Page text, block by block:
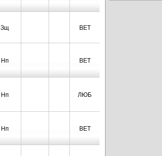
Зщ ВЕТ
Нп ВЕТ
Нп ЛЮБ
Нп ВЕТ